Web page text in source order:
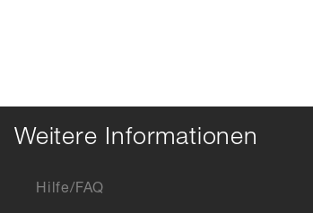
Weitere Informationen
Hilfe/FAQ